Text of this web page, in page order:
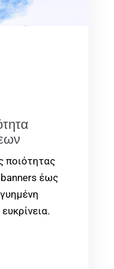
ποιότητας
έως